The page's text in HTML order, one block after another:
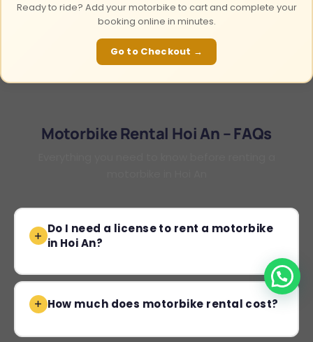
Ready to ride? Add your motorbike to cart and complete your
booking online in minutes.
Go to Checkout →
Motorbike Rental Hoi An – FAQs
Do I need a license to rent a motorbike
in Hoi An?
How much does motorbike rental cost?